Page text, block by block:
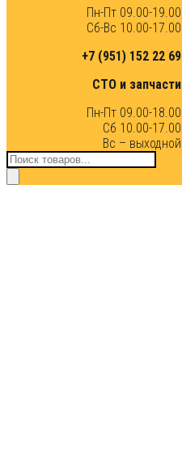
Пн-Пт 09.00-19.00
Сб-Вс 10.00-17.00
+7 (951) 152 22 69
СТО и запчасти
Пн-Пт 09.00-18.00
Сб 10.00-17.00
Вс – выходной
Поиск
товаров